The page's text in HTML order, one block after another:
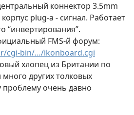
коннектор 3.5mm
plug-а - сигнал. Работает
“инвертирования”.
FMS-й форум:
cgi-bin/…/ikonboard.cgi
хлопец из Британии по
других толковых
проблему очень давно